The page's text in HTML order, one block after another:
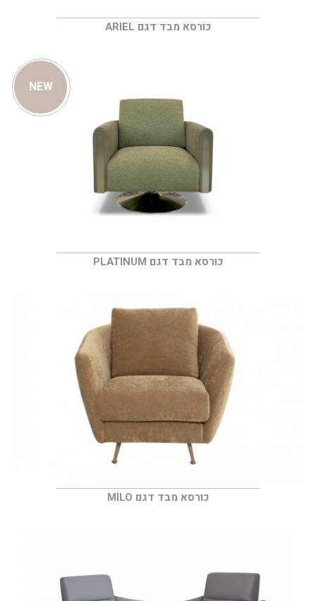
כורסא מבד דגם ARIEL
NEW
כורסא מבד דגם PLATINUM
כורסא מבד דגם MILO